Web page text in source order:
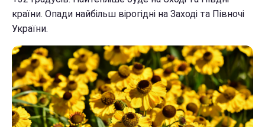
країни. Опади найбільш вірогідні на Заході та Півночі
України.